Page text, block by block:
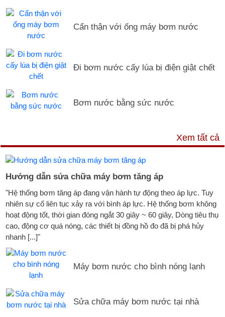
Cẩn thận với ống máy bơm nước
Đi bơm nước cấy lúa bị điện giật chết
Bơm nước bằng sức nước
Xem tất cả
Hướng dẫn sửa chữa máy bơm tăng áp
"Hệ thống bơm tăng áp đang vận hành tự động theo áp lực. Tuy
nhiên sự cố liên tục xảy ra với bình áp lực. Hệ thống bơm không
hoạt động tốt, thời gian đóng ngắt 30 giây ~ 60 giây, Dòng tiêu thụ
cao, động cơ quá nóng, các thiết bị đồng hồ đo đã bị phá hủy
nhanh [...]"
Máy bơm nước cho bình nóng lạnh
Sửa chữa máy bơm nước tại nhà